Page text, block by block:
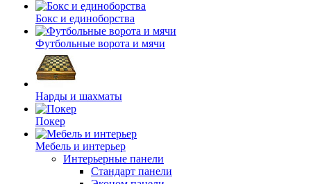
Бокс и единоборства
Футбольные ворота и мячи
Нарды и шахматы
Покер
Мебель и интерьер
Интерьерные панели
Стандарт панели